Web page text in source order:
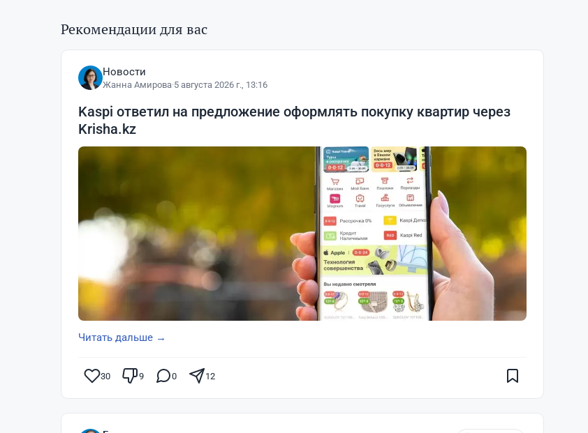
Рекомендации для вас
Новости
Жанна Амирова·5 августа 2026 г., 13:16
Kaspi ответил на предложение оформлять покупку квартир через
Krisha.kz
Читать дальше →
30 9 0 12